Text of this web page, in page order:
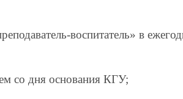
воспитатель» в
со дня основания КГУ;